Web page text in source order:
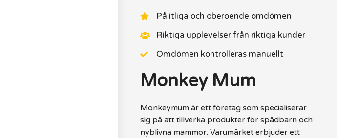
Pålitliga och oberoende omdömen
Riktiga upplevelser från riktiga kunder
Omdömen kontrolleras manuellt
Monkey Mum
Monkeymum är ett företag som specialiserar
sig på att tillverka produkter för spädbarn och
nyblivna mammor. Varumärket erbjuder ett